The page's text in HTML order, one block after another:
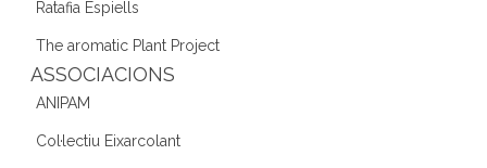
Ratafia Espiells
The aromatic Plant Project
ASSOCIACIONS
ANIPAM
Col·lectiu Eixarcolant